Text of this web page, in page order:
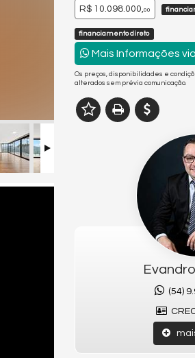
R$ 10.098.000,00
financiamento direto
Mais Informações
Os preços, disponibilidades e
alterados sem prévia comunicação.
(54)